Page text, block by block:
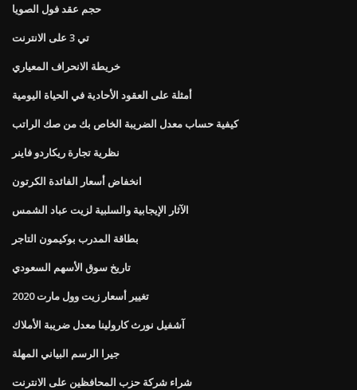
حجم عقد فول الصويا
تي 3 على الانترنت
خريطة الانحراف المعياري
أمثلة على العقود الأحادية في الحياة اليومية
كيفية حساب معدل الضريبة الخاص بك من صك الراتب
نظرية تجارة ريكاردو فاينر
انخفاض أسعار الفائدة الكرتون
الآثار الإيجابية والسلبية لزيت عباد الشمس
بطاقة المدرب بوكيمون التاجر
تاريخ سوق الأسهم السعودي
تغيير أسعار زيت وول مارت 2020
آشفيل نورث كارولينا معدل ضريبة الأملاك
جيرا الرسم البياني المهلة
شراء شركة حزب المحافظين على الانترنت